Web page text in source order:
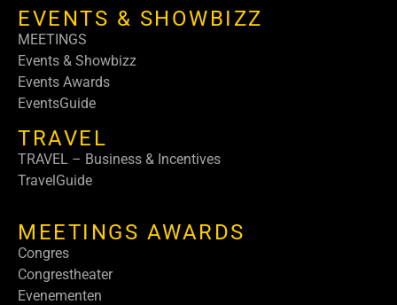
EVENTS & SHOWBIZZ
MEETINGS
Events & Showbizz
Events Awards
EventsGuide
TRAVEL
TRAVEL – Business & Incentives
TravelGuide
MEETINGS AWARDS
Congres
Congrestheater
Evenementen